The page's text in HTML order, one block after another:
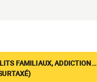
FAMILIAUX, ADDICTION…